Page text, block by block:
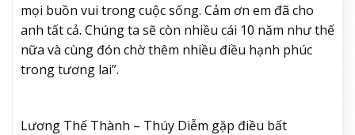
mọi buồn vui trong cuộc sống. Cảm ơn em đã cho
anh tất cả. Chúng ta sẽ còn nhiều cái 10 năm như thế
nữa và cùng đón chờ thêm nhiều điều hạnh phúc
trong tương lai”.
Lương Thế Thành – Thúy Diễm gặp điều bất